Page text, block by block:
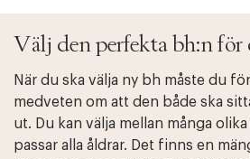
Välj den perfekta bh:n för
När du ska välja ny bh måste du
medveten om att den både ska
ut. Du kan välja mellan många
passar alla åldrar. Det finns en